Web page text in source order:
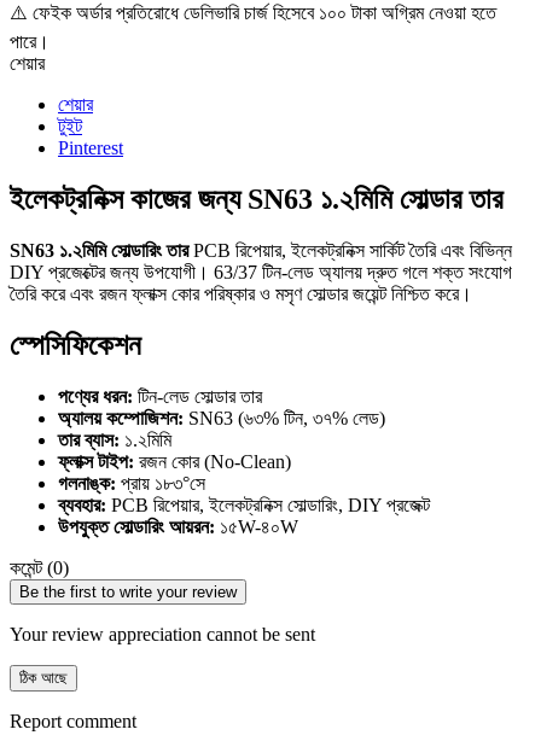
⚠️ ফেইক অর্ডার প্রতিরোধে ডেলিভারি চার্জ হিসেবে ১০০ টাকা অগ্রিম নেওয়া হতে
পারে।
শেয়ার
শেয়ার
টুইট
Pinterest
ইলেকট্রনিক্স কাজের জন্য SN63 ১.২মিমি সোল্ডার তার
SN63 ১.২মিমি সোল্ডারিং তারPCB রিপেয়ার, ইলেকট্রনিক্স সার্কিট তৈরি এবং বিভিন্ন
DIY প্রজেক্টের জন্য উপযোগী। 63/37 টিন-লেড অ্যালয় দ্রুত গলে শক্ত সংযোগ
তৈরি করে এবং রজন ফ্লাক্স কোর পরিষ্কার ও মসৃণ সোল্ডার জয়েন্ট নিশ্চিত করে।
স্পেসিফিকেশন
পণ্যের ধরন: টিন-লেড সোল্ডার তার
অ্যালয় কম্পোজিশন: SN63 (৬৩% টিন, ৩৭% লেড)
তার ব্যাস: ১.২মিমি
ফ্লাক্স টাইপ: রজন কোর (No-Clean)
গলনাঙ্ক: প্রায় ১৮৩°সে
ব্যবহার: PCB রিপেয়ার, ইলেকট্রনিক্স সোল্ডারিং, DIY প্রজেক্ট
উপযুক্ত সোল্ডারিং আয়রন: ১৫W-৪০W
কমেন্ট (0)
Be the first to write your review
Your review appreciation cannot be sent
ঠিক আছে
Report comment